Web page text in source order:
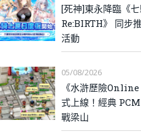
[死神]東永降臨《
Re:BIRTH》 同步
活動
05/08/2026
《水滸歷險
式上線！經典
戰梁山